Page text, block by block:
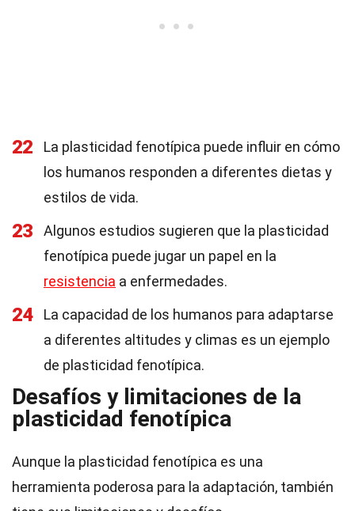
22
La plasticidad fenotípica puede influir en cómo
los humanos responden a diferentes dietas y
estilos de vida.
23
Algunos estudios sugieren que la plasticidad
fenotípica puede jugar un papel en la
resistencia a enfermedades.
24
La capacidad de los humanos para adaptarse
a diferentes altitudes y climas es un ejemplo
de plasticidad fenotípica.
Desafíos y limitaciones de la
plasticidad fenotípica
Aunque la plasticidad fenotípica es una
herramienta poderosa para la adaptación, también